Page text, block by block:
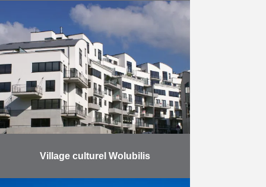
Le projet Greenwood-Woluwe est
un projet résidentiel de haut
standing, conçu par les architectes
J. Matecki et Cerau Architects
Partners. Il propose des studios,
des …
En savoir plus
Village culturel Wolubilis